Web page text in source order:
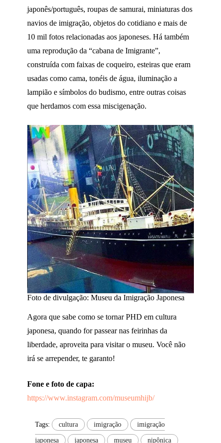
japonês/português, roupas de samurai, miniaturas dos
navios de imigração, objetos do cotidiano e mais de
10 mil fotos relacionadas aos japoneses. Há também
uma reprodução da “cabana de Imigrante”,
construída com faixas de coqueiro, esteiras que eram
usadas como cama, tonéis de água, iluminação a
lampião e símbolos do budismo, entre outras coisas
que herdamos com essa miscigenação.
Foto de divulgação: Museu da Imigração Japonesa
Agora que sabe como se tornar PHD em cultura
japonesa, quando for passear nas feirinhas da
liberdade, aproveita para visitar o museu. Você não
irá se arrepender, te garanto!
Fone e foto de capa:
https://www.instagram.com/museumhijb/
Tags: cultura imigração imigração
japonesa japonesa museu nipônica